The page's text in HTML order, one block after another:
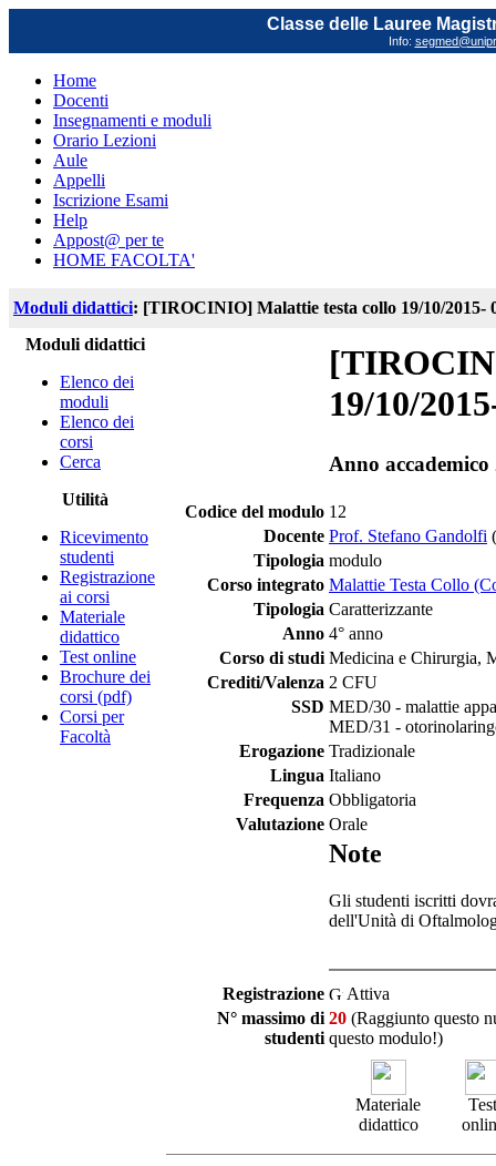
Classe delle Lauree
Info:
Home
Docenti
Insegnamenti e moduli
Orario Lezioni
Aule
Appelli
Iscrizione Esami
Help
Appost@ per te
HOME FACOLTA'
Moduli didattici: [TIROCINIO] Malattie testa collo 19/10/2015-
Moduli didattici
Elenco dei
moduli
Elenco dei
corsi
Cerca
Utilità
Ricevimento
studenti
Registrazione
ai corsi
Materiale
didattico
Test online
Brochure dei
corsi (pdf)
Corsi per
Facoltà
19/10/
Anno accademico
Codice del modulo 12
Docente Prof. Stefano Gandolfi
Tipologia modulo
Corso integrato Malattie Testa Collo
Tipologia Caratterizzante
Anno 4° anno
Corso di studi Medicina e Chirurgia,
Crediti/Valenza 2 CFU
SSD MED/30 - malattie
MED/31 -
Erogazione Tradizionale
Lingua Italiano
Frequenza Obbligatoria
Valutazione Orale
Note
Gli studenti iscritti
dell'Unità di
Registrazione
Attiva
N° massimo di
studenti
20 (Raggiunto questo
questo modulo!)
Materiale
didattico
Test